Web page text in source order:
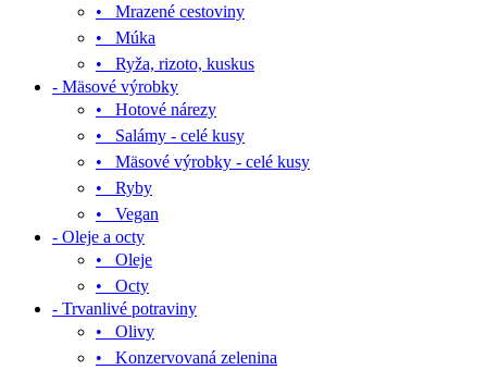
• Mrazené cestoviny
• Múka
• Ryža, rizoto, kuskus
- Mäsové výrobky
• Hotové nárezy
• Salámy - celé kusy
• Mäsové výrobky - celé kusy
• Ryby
• Vegan
- Oleje a octy
• Oleje
• Octy
- Trvanlivé potraviny
• Olivy
• Konzervovaná zelenina